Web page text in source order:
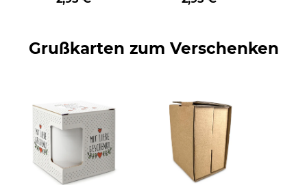
HO HO - rot
HO HO - schwarz
Grußkarten zum Verschenken